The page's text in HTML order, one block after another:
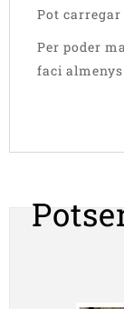
Pot carregar
Per poder
faci